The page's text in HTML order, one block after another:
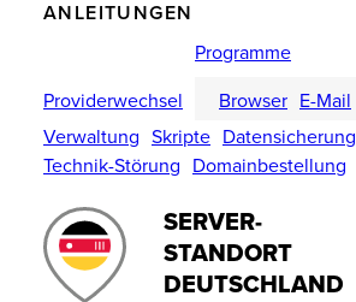
ANLEITUNGEN
Providerwechsel
Programme
Browser E-Mail
Verwaltung Skripte Datensicherung
Technik-Störung Domainbestellung
SERVER-
STANDORT
DEUTSCHLAND